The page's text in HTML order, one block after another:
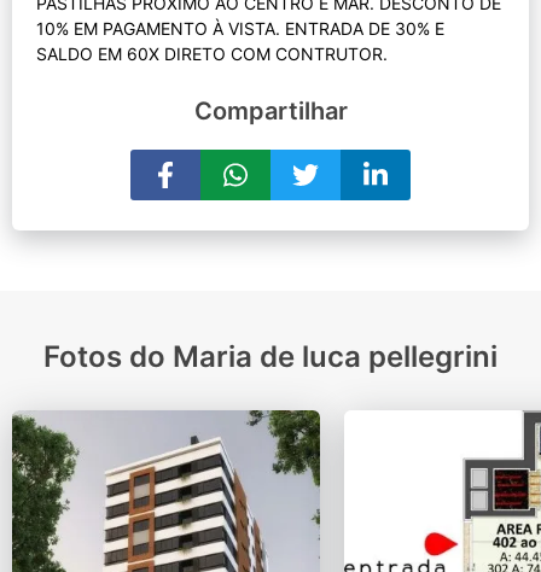
10% EM PAGAMENTO À VISTA. ENTRADA DE 30% E
Compartilhar
Fotos do Maria de luca pellegrini